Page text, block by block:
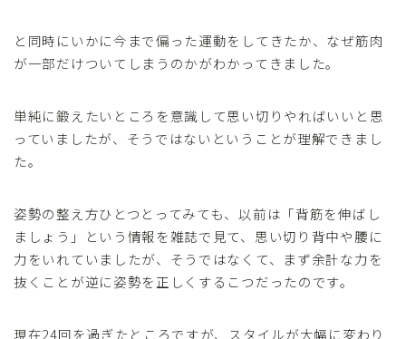
と同時にいかに今まで偏った運動をしてきたか、なぜ筋肉
が一部だけついてしまうのかがわかってきました。
単純に鍛えたいところを意識して思い切りやればいいと思
っていましたが、そうではないということが理解できまし
た。
姿勢の整え方ひとつとってみても、以前は「背筋を伸ばし
ましょう」という情報を雑誌で見て、思い切り背中や腰に
力をいれていましたが、そうではなくて、まず余計な力を
抜くことが逆に姿勢を正しくするこつだったのです。
現在24回を過ぎたところですが、スタイルが大幅に変わり